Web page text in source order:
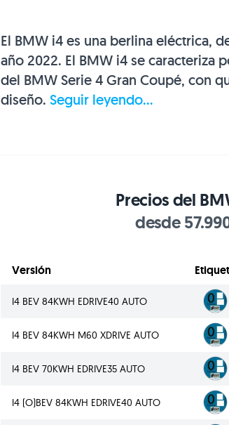
El BMW i4 es una berlina eléctrica,
año 2022. El BMW i4 se caracteriza
del BMW Serie 4 Gran Coupé, con
diseño. Seguir leyendo...
Precios del
desde
Versión
I4 BEV 84KWH EDRIVE40 AUTO
I4 BEV 84KWH M60 XDRIVE AUTO
I4 BEV 70KWH EDRIVE35 AUTO
I4 (O)BEV 84KWH EDRIVE40 AUTO